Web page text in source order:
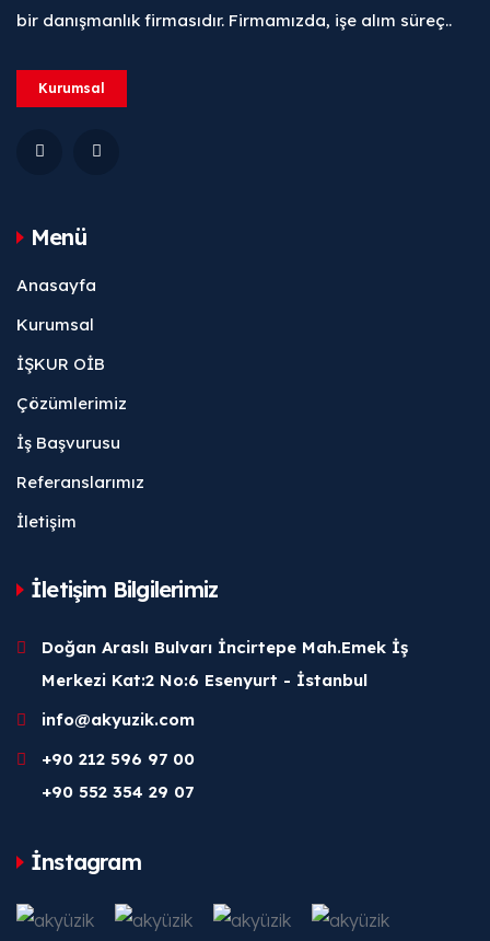
bir danışmanlık firmasıdır. Firmamızda, işe alım süreç..
Kurumsal
Menü
Anasayfa
Kurumsal
İŞKUR OİB
Çözümlerimiz
İş Başvurusu
Referanslarımız
İletişim
İletişim Bilgilerimiz
Doğan Araslı Bulvarı İncirtepe Mah.Emek İş
Merkezi Kat:2 No:6 Esenyurt - İstanbul
info@akyuzik.com
+90 212 596 97 00
+90 552 354 29 07
İnstagram